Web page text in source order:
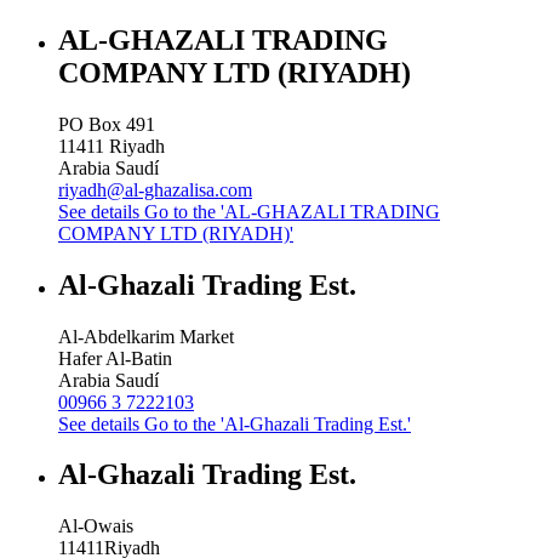
AL-GHAZALI TRADING
COMPANY LTD (RIYADH)
PO Box 491
11411 Riyadh
Arabia Saudí
riyadh@al-ghazalisa.com
See details Go to the 'AL-GHAZALI TRADING
COMPANY LTD (RIYADH)'
Al-Ghazali Trading Est.
Al-Abdelkarim Market
Hafer Al-Batin
Arabia Saudí
00966 3 7222103
See details Go to the 'Al-Ghazali Trading Est.'
Al-Ghazali Trading Est.
Al-Owais
11411Riyadh